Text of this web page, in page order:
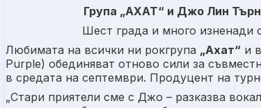
Група „АХАТ“ и Джо Лин
Шест града и много изненади
Любимата на всички ни рокгрупа „Ахат“ и
Purple) обединяват отново сили за
в средата на септември. Продуцент на
„Стари приятели сме с Джо – разказва